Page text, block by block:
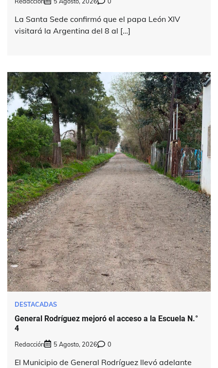
La Santa Sede confirmó que el papa León XIV
visitará la Argentina del 8 al […]
DESTACADAS
General Rodríguez mejoró el acceso a la Escuela N.°
4
Redacción 5 Agosto, 2026 0
El Municipio de General Rodríguez llevó adelante